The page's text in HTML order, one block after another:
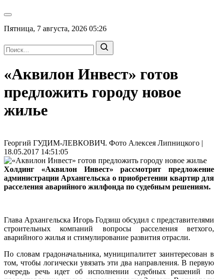
Пятница, 7 августа, 2026 05:26
«Аквилон Инвест» готов
предложить городу новое
жилье
Георгий ГУДИМ-ЛЕВКОВИЧ. Фото Алексея Липницкого |
18.05.2017 14:51:05
Холдинг «Аквилон Инвест» рассмотрит предложение
администрации Архангельска о приобретении квартир для
расселения аварийного жилфонда по судебным решениям.
Глава Архангельска Игорь Годзиш обсудил с представителями
строительных компаний вопросы расселения ветхого,
аварийного жилья и стимулирование развития отрасли.
По словам градоначальника, муниципалитет заинтересован в
том, чтобы логически увязать эти два направления. В первую
очередь речь идет об исполнении судебных решений по